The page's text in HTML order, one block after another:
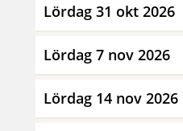
Lördag 31 okt 2026
Lördag 7 nov 2026
Lördag 14 nov 2026